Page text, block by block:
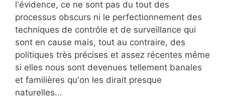
l'évidence, ce ne sont pas du tout des
processus obscurs ni le perfectionnement des
techniques de contrôle et de surveillance qui
sont en cause mais, tout au contraire, des
politiques très précises et assez récentes même
si elles nous sont devenues tellement banales
et familières qu'on les dirait presque
naturelles...